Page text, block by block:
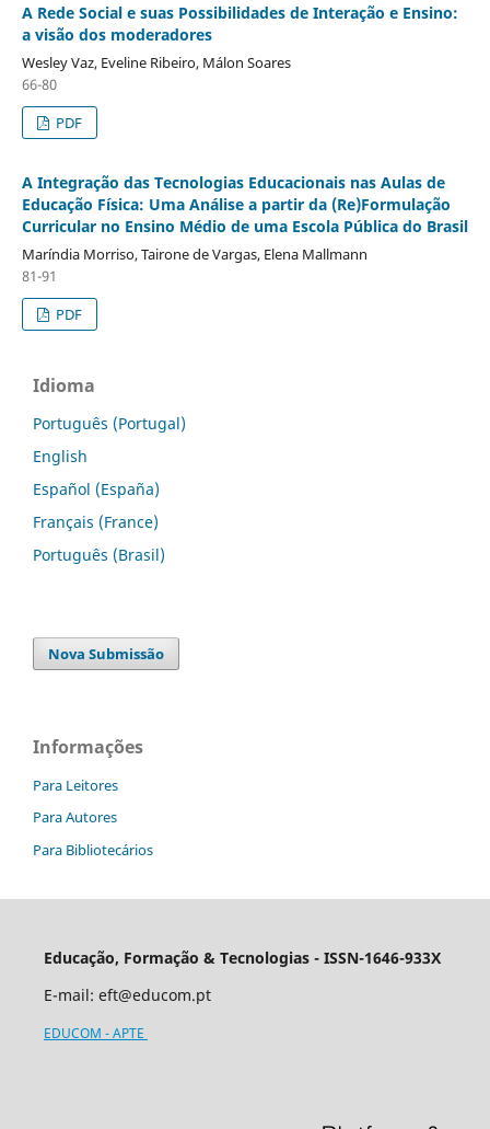
A Rede Social e suas Possibilidades de Interação e Ensino:
a visão dos moderadores
Wesley Vaz, Eveline Ribeiro, Málon Soares
66-80
PDF
A Integração das Tecnologias Educacionais nas Aulas de
Educação Física: Uma Análise a partir da (Re)Formulação
Curricular no Ensino Médio de uma Escola Pública do Brasil
Maríndia Morriso, Tairone de Vargas, Elena Mallmann
81-91
PDF
Idioma
Português (Portugal)
English
Español (España)
Français (France)
Português (Brasil)
Nova Submissão
Informações
Para Leitores
Para Autores
Para Bibliotecários
Educação, Formação & Tecnologias - ISSN-1646-933X
E-mail: eft@educom.pt
EDUCOM - APTE